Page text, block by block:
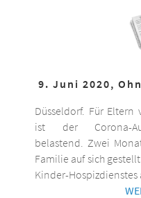
9. Juni 2020,
Düsseldorf. Für
ist der Corona-
belastend. Zwei
Familie auf sich
Kinder-Hospizdienstes